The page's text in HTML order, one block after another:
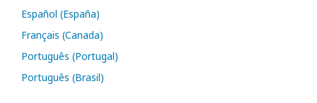
Español (España)
Français (Canada)
Português (Portugal)
Português (Brasil)